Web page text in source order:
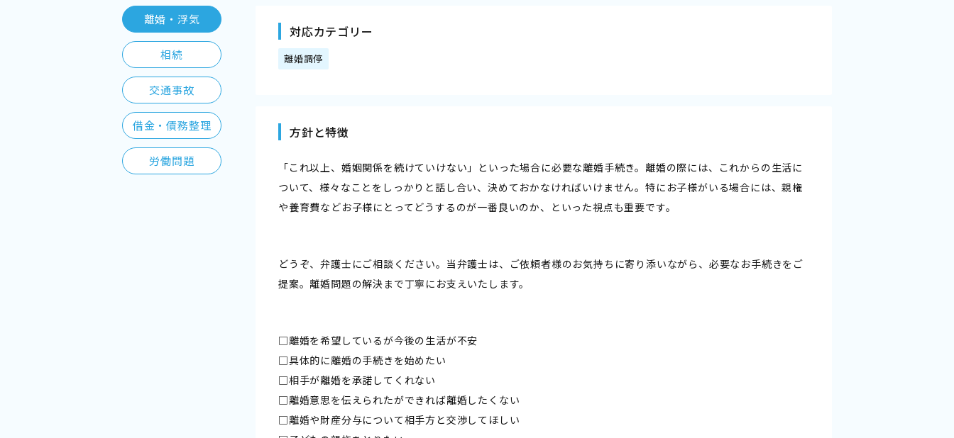
離婚・浮気
相続
交通事故
借金・債務整理
労働問題
対応カテゴリー
離婚調停
方針と特徴
「これ以上、婚姻関係を続けていけない」といった場合に必要な離婚手続き。離婚の際には、これからの生活に
ついて、様々なことをしっかりと話し合い、決めておかなければいけません。特にお子様がいる場合には、親権
や養育費などお子様にとってどうするのが一番良いのか、といった視点も重要です。
どうぞ、弁護士にご相談ください。当弁護士は、ご依頼者様のお気持ちに寄り添いながら、必要なお手続きをご
提案。離婚問題の解決まで丁寧にお支えいたします。
□離婚を希望しているが今後の生活が不安
□具体的に離婚の手続きを始めたい
□相手が離婚を承諾してくれない
□離婚意思を伝えられたができれば離婚したくない
□離婚や財産分与について相手方と交渉してほしい